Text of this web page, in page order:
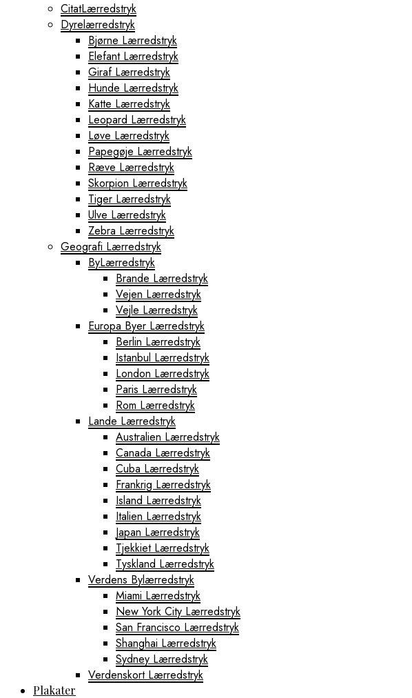
CitatLærredstryk
Dyrelærredstryk
Bjørne Lærredstryk
Elefant Lærredstryk
Giraf Lærredstryk
Hunde Lærredstryk
Katte Lærredstryk
Leopard Lærredstryk
Løve Lærredstryk
Papegøje Lærredstryk
Ræve Lærredstryk
Skorpion Lærredstryk
Tiger Lærredstryk
Ulve Lærredstryk
Zebra Lærredstryk
Geografi Lærredstryk
ByLærredstryk
Brande Lærredstryk
Vejen Lærredstryk
Vejle Lærredstryk
Europa Byer Lærredstryk
Berlin Lærredstryk
Istanbul Lærredstryk
London Lærredstryk
Paris Lærredstryk
Rom Lærredstryk
Lande Lærredstryk
Australien Lærredstryk
Canada Lærredstryk
Cuba Lærredstryk
Frankrig Lærredstryk
Island Lærredstryk
Italien Lærredstryk
Japan Lærredstryk
Tjekkiet Lærredstryk
Tyskland Lærredstryk
Verdens Bylærredstryk
Miami Lærredstryk
New York City Lærredstryk
San Francisco Lærredstryk
Shanghai Lærredstryk
Sydney Lærredstryk
Verdenskort Lærredstryk
Plakater